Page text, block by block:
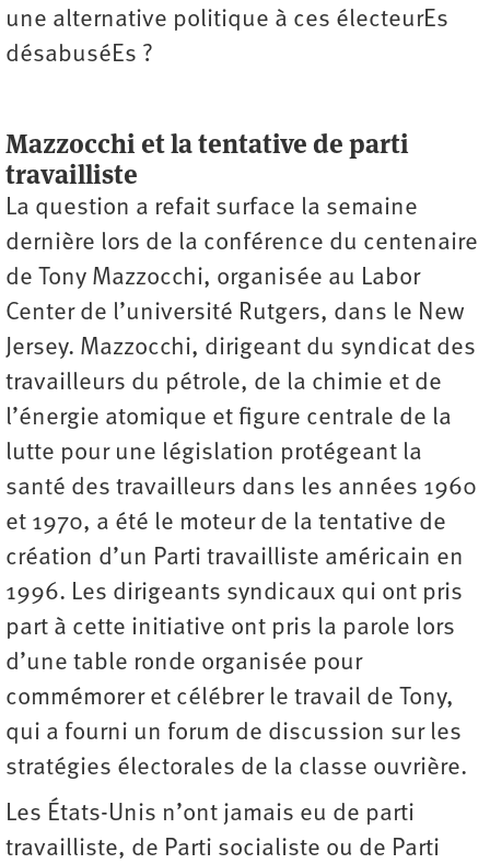
une alternative politique à ces électeurEs
désabuséEs ?
Mazzocchi et la tentative de parti
travailliste
La question a refait surface la semaine
dernière lors de la conférence du centenaire
de Tony Mazzocchi, organisée au Labor
Center de l’université Rutgers, dans le New
Jersey. Mazzocchi, dirigeant du syndicat des
travailleurs du pétrole, de la chimie et de
l’énergie atomique et figure centrale de la
lutte pour une législation protégeant la
santé des travailleurs dans les années 1960
et 1970, a été le moteur de la tentative de
création d’un Parti travailliste américain en
1996. Les dirigeants syndicaux qui ont pris
part à cette initiative ont pris la parole lors
d’une table ronde organisée pour
commémorer et célébrer le travail de Tony,
qui a fourni un forum de discussion sur les
stratégies électorales de la classe ouvrière.
Les États-Unis n’ont jamais eu de parti
travailliste, de Parti socialiste ou de Parti